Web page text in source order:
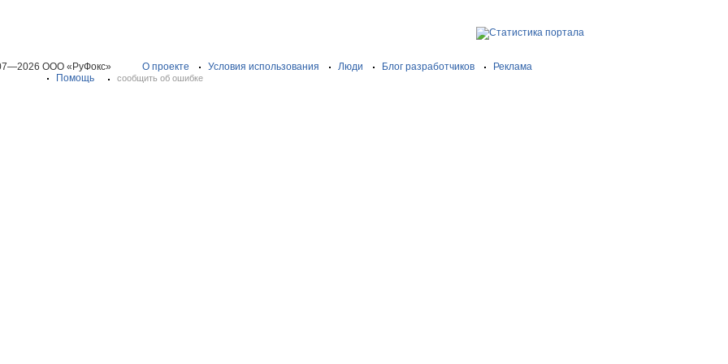
ООО «РуФокс» О проекте Условия использования Люди Блог разработчиков
Реклама
Помощь
сообщить об ошибке